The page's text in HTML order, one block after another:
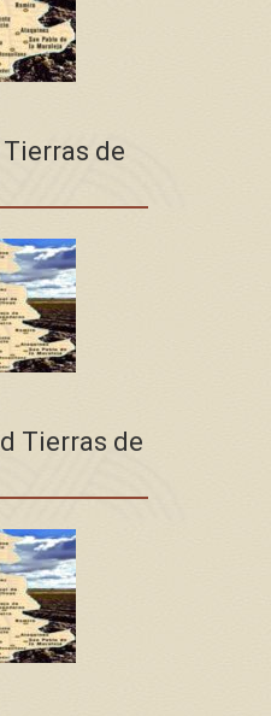
de
Tierras de